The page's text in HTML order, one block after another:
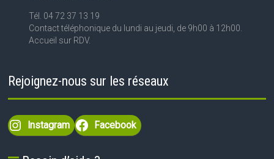
Tél. 04 72 37 13 19
Contact téléphonique du lundi au jeudi, de 9h00 à 12h00.
Accueil sur RDV.
Rejoignez-nous sur les réseaux
Instagram Facebook